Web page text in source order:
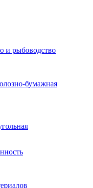
и рыбоводство
бумажная